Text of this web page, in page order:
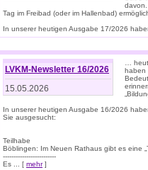
davon.
Tag im Freibad (oder im Hallenbad)
In unserer heutigen Ausgabe 17/2026
LVKM-Newsletter 16/2026
15.05.2026
…
haben
In unserer heutigen Ausgabe 16/2026
Sie ausgesucht:
Teilhabe
Böblingen: Im Neuen Rathaus gibt es eine
-------------------------
Es ... [ mehr]